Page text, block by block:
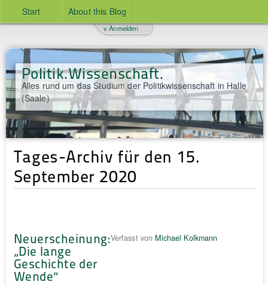
Start About this Blog
Politik.Wissenschaft.
Alles rund um das Studium der Politikwissenschaft in Halle
(Saale)
v Anmelden
Tages-Archiv für den 15.
September 2020
Neuerscheinung:
„Die lange
Geschichte der
Wende“
Verfasst von Michael Kolkmann